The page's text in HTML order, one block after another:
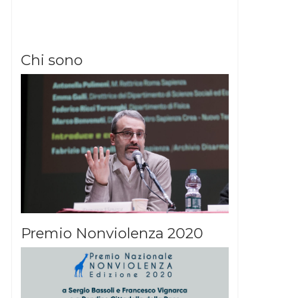
Chi sono
Premio Nonviolenza 2020